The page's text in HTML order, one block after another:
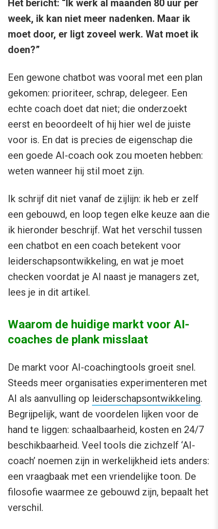
Het bericht: “Ik werk al maanden 80 uur per
week, ik kan niet meer nadenken. Maar ik
moet door, er ligt zoveel werk. Wat moet ik
doen?”
Een gewone chatbot was vooral met een plan
gekomen: prioriteer, schrap, delegeer. Een
echte coach doet dat niet; die onderzoekt
eerst en beoordeelt of hij hier wel de juiste
voor is. En dat is precies de eigenschap die
een goede AI-coach ook zou moeten hebben:
weten wanneer hij stil moet zijn.
Ik schrijf dit niet vanaf de zijlijn: ik heb er zelf
een gebouwd, en loop tegen elke keuze aan die
ik hieronder beschrijf. Wat het verschil tussen
een chatbot en een coach betekent voor
leiderschapsontwikkeling, en wat je moet
checken voordat je AI naast je managers zet,
lees je in dit artikel.
Waarom de huidige markt voor AI-
coaches de plank misslaat
De markt voor AI-coachingtools groeit snel.
Steeds meer organisaties experimenteren met
AI als aanvulling op leiderschapsontwikkeling.
Begrijpelijk, want de voordelen lijken voor de
hand te liggen: schaalbaarheid, kosten en 24/7
beschikbaarheid. Veel tools die zichzelf ‘AI-
coach’ noemen zijn in werkelijkheid iets anders:
een vraagbaak met een vriendelijke toon. De
filosofie waarmee ze gebouwd zijn, bepaalt het
verschil.